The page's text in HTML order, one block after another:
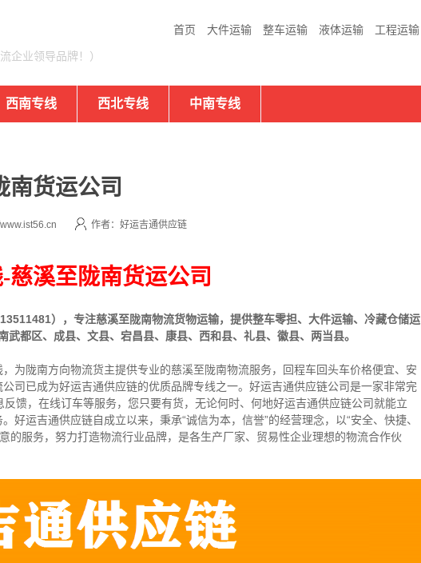
首页 大件运输 整车运输 液体运输 工程运输
企业领导品牌！）
西南专线 西北专线 中南专线
南货运公司
作者：好运吉通供应链
溪至陇南货运公司
），专注慈溪至陇南物流货物运输，提供整车零担、大件运输、冷藏仓储运
武都区、成县、文县、宕昌县、康县、西和县、礼县、徽县、两当县。
为陇南方向物流货主提供专业的慈溪至陇南物流服务，回程车回头车价格便宜、安
司已成为好运吉通供应链的优质品牌专线之一。好运吉通供应链公司是一家非常完
馈，在线订车等服务，您只要有货，无论何时、何地好运吉通供应链公司就能立
好运吉通供应链自成立以来，秉承“诚信为本，信誉”的经营理念，以“安全、快捷、
的服务，努力打造物流行业品牌，是各生产厂家、贸易性企业理想的物流合作伙